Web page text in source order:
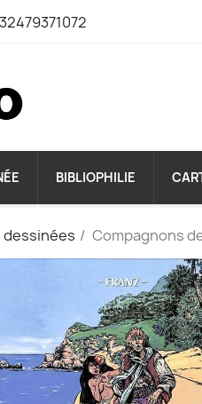
BIBLIOPHILIE
dessinées Compagnons